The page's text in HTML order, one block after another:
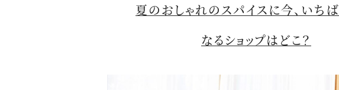
夏のおしゃれのスパイスに今、いち
なるショップはどこ？